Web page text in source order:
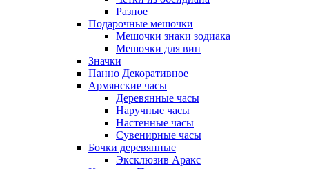
Разное
Подарочные мешочки
Мешочки знаки зодиака
Мешочки для вин
Значки
Панно Декоративное
Армянские часы
Деревянные часы
Наручные часы
Настенные часы
Сувенирные часы
Бочки деревянные
Эксклюзив Аракс